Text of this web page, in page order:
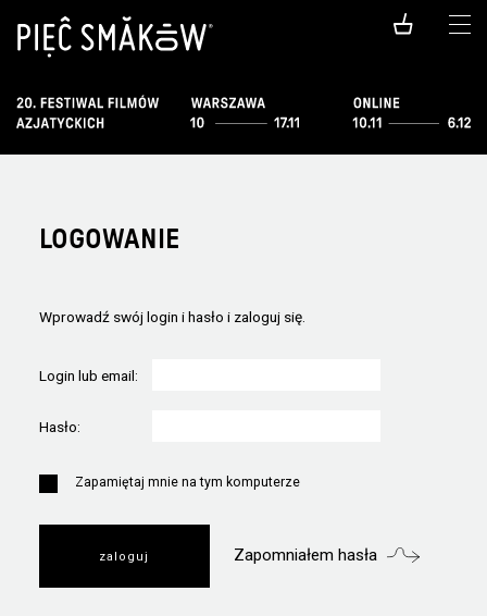
LOGOWANIE
Wprowadź swój login i hasło i zaloguj się.
Login lub email:
Hasło:
Zapamiętaj mnie na tym komputerze
Zapomniałem hasła